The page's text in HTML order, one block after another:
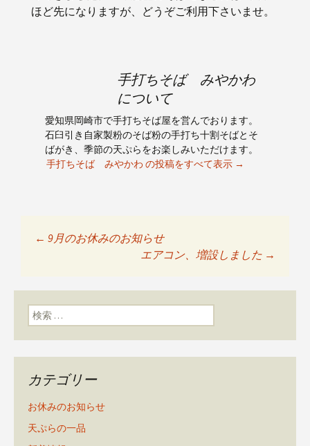
ほど先になりますが、どうぞご利用下さいませ。
手打ちそば みやかわ
について
愛知県岡崎市で手打ちそば屋を営んでおります。
石臼引き自家製粉のそば粉の手打ち十割そばとそ
ばがき、季節の天ぷらをお楽しみいただけます。
手打ちそば みやかわ の投稿をすべて表示 →
投稿ナビゲーショ
ン
← 9月のお休みのお知らせ
エアコン、増設しました →
検索:
カテゴリー
お休みのお知らせ
天ぷらの一品